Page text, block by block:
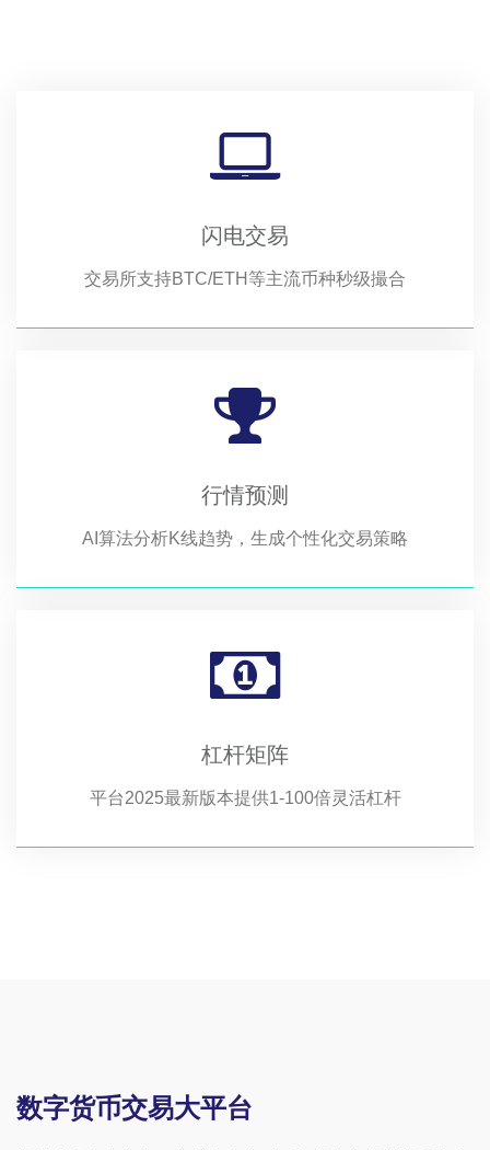
闪电交易
交易所支持BTC/ETH等主流币种秒级撮合
行情预测
AI算法分析K线趋势，生成个性化交易策略
杠杆矩阵
平台2025最新版本提供1-100倍灵活杠杆
数字货币交易大平台